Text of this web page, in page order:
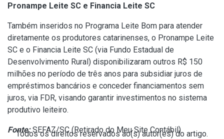
Pronampe Leite SC e Financia Leite SC
Também inseridos no Programa Leite Bom para atender
diretamente os produtores catarinenses, o Pronampe Leite
SC e o Financia Leite SC (via Fundo Estadual de
Desenvolvimento Rural) disponibilizaram outros R$ 150
milhões no período de três anos para subsidiar juros de
empréstimos bancários e conceder financiamentos sem
juros, via FDR, visando garantir investimentos no sistema
produtivo leiteiro.
Fonte:SEFAZ/SC (Retirado do Meu Site Contábil)
Todos os direitos reservados ao(s) autor(es) do artigo.